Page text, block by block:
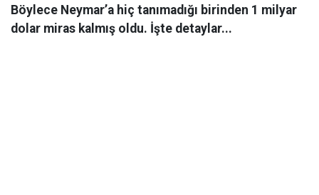
Böylece Neymar’a hiç tanımadığı birinden 1 milyar
dolar miras kalmış oldu. İşte detaylar...